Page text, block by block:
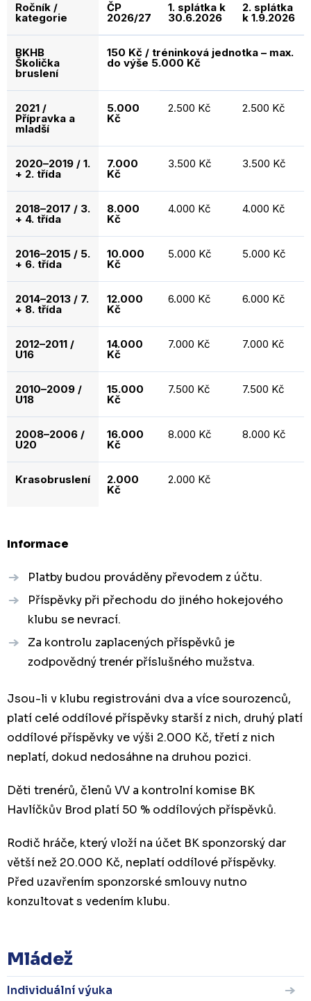
Ročník /
kategorie
ČP
2026/27
1. splátka k
30.6.2026
2. splátka
k 1.9.2026
BKHB
Školička
bruslení
150 Kč / tréninková jednotka – max.
do výše 5.000 Kč
2021 /
Přípravka a
mladší
5.000
Kč
2.500 Kč 2.500 Kč
2020–2019 / 1.
+ 2. třída
7.000
Kč
3.500 Kč 3.500 Kč
2018–2017 / 3.
+ 4. třída
8.000
Kč
4.000 Kč 4.000 Kč
2016–2015 / 5.
+ 6. třída
10.000
Kč
5.000 Kč 5.000 Kč
2014–2013 / 7.
+ 8. třída
12.000
Kč
6.000 Kč 6.000 Kč
2012–2011 /
U16
14.000
Kč
7.000 Kč 7.000 Kč
2010–2009 /
U18
15.000
Kč
7.500 Kč 7.500 Kč
2008–2006 /
U20
16.000
Kč
8.000 Kč 8.000 Kč
Krasobruslení 2.000
Kč
2.000 Kč
Informace
Platby budou prováděny převodem z účtu.
Příspěvky při přechodu do jiného hokejového
klubu se nevrací.
Za kontrolu zaplacených příspěvků je
zodpovědný trenér příslušného mužstva.
Jsou-li v klubu registrováni dva a více sourozenců,
platí celé oddílové příspěvky starší z nich, druhý platí
oddílové příspěvky ve výši 2.000 Kč, třetí z nich
neplatí, dokud nedosáhne na druhou pozici.
Děti trenérů, členů VV a kontrolní komise BK
Havlíčkův Brod platí 50 % oddílových příspěvků.
Rodič hráče, který vloží na účet BK sponzorský dar
větší než 20.000 Kč, neplatí oddílové příspěvky.
Před uzavřením sponzorské smlouvy nutno
konzultovat s vedením klubu.
Mládež
Individuální výuka